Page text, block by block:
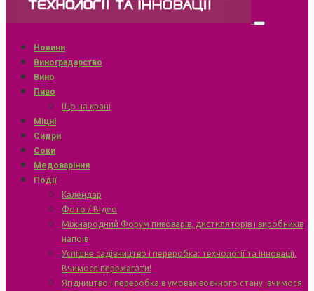
Новини
Виноградарство
Вино
Пиво
Що на крані
Міцні
Сидри
Соки
Медоваріння
Події
Календар
Фото / Відео
Міжнародний Форум пивоварів, дистиляторів і виробників
напоїв
Успішне садівництво і переробка: технології та інновації.
Вчимося перемагати!
Ягідництво і переробка в умовах воєнного стану: вчимося